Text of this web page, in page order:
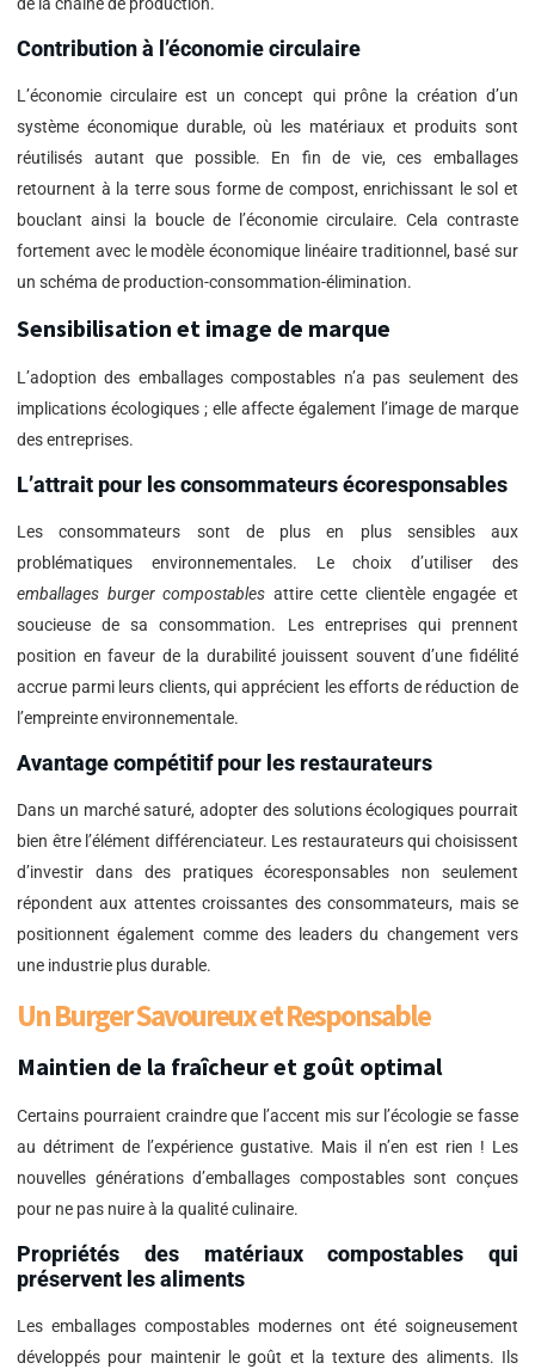
Contribution à l’économie circulaire
L’économie circulaire est un concept qui prône la création d’un
système économique durable, où les matériaux et produits sont
réutilisés autant que possible. En fin de vie, ces emballages
retournent à la terre sous forme de compost, enrichissant le sol et
bouclant ainsi la boucle de l’économie circulaire. Cela contraste
fortement avec le modèle économique linéaire traditionnel, basé sur
un schéma de production-consommation-élimination.
Sensibilisation et image de marque
L’adoption des emballages compostables n’a pas seulement des
implications écologiques ; elle affecte également l’image de marque
des entreprises.
L’attrait pour les consommateurs écoresponsables
Les consommateurs sont de plus en plus sensibles aux
problématiques environnementales. Le choix d’utiliser des
emballages burger compostables attire cette clientèle engagée et
soucieuse de sa consommation. Les entreprises qui prennent
position en faveur de la durabilité jouissent souvent d’une fidélité
accrue parmi leurs clients, qui apprécient les efforts de réduction de
l’empreinte environnementale.
Avantage compétitif pour les restaurateurs
Dans un marché saturé, adopter des solutions écologiques pourrait
bien être l’élément différenciateur. Les restaurateurs qui choisissent
d’investir dans des pratiques écoresponsables non seulement
répondent aux attentes croissantes des consommateurs, mais se
positionnent également comme des leaders du changement vers
une industrie plus durable.
Un Burger Savoureux et Responsable
Maintien de la fraîcheur et goût optimal
Certains pourraient craindre que l’accent mis sur l’écologie se fasse
au détriment de l’expérience gustative. Mais il n’en est rien ! Les
nouvelles générations d’emballages compostables sont conçues
pour ne pas nuire à la qualité culinaire.
Propriétés des matériaux compostables qui
préservent les aliments
Les emballages compostables modernes ont été soigneusement
développés pour maintenir le goût et la texture des aliments. Ils